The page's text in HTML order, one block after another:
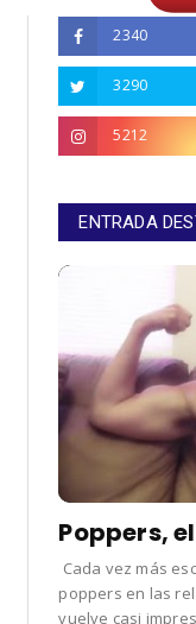
2340
3290
5212
ENTRADA
Poppers,
Cada vez más
poppers en las
vuelve casi